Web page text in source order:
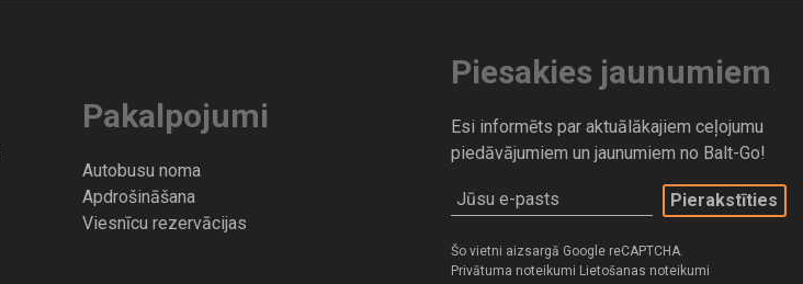
Pakalpojumi
Autobusu noma
Apdrošināšana
Viesnīcu rezervācijas
Piesakies jaunumiem
Esi informēts par aktuālākajiem ceļojumu
piedāvājumiem un jaunumiem no Balt-Go!
Jūsu e-pasts
Šo vietni aizsargā Google reCAPTCHA.
Privātuma noteikumi Lietošanas noteikumi